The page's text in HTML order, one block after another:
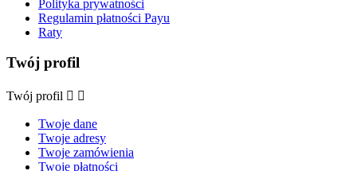
Polityka prywatności
Regulamin płatności Payu
Raty
Twój profil
Twój profil  
Twoje dane
Twoje adresy
Twoje zamówienia
Twoje płatności